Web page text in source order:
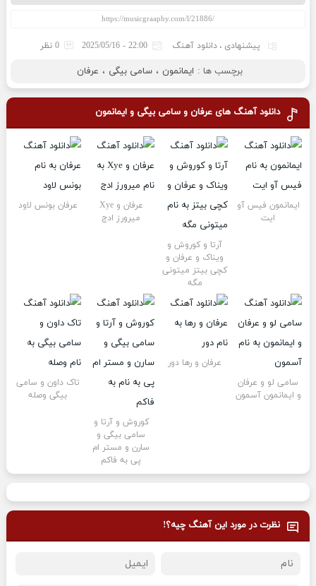
پیشنهادی ، دانلود آهنگ 22:00 - 2025/05/16 0 نظر
برچسب ها : ایمانمون ، سامی بیگی ، عرفان
دانلود آهنگ های عرفان و سامی بیگی و ایمانمون
ایمانمون فیس آو
ایت
آرتا و کوروش و
ویناک و عرفان و
کچی بیتز میتونی
مگه
عرفان و Xye
میرورز ادج
عرفان بونس لاود
سامی لو و عرفان
و ایمانمون آسمون
عرفان و رها دور
کوروش و آرتا و
سامی بیگی و
سارن و مستر ام
پی به فاکم
تاک داون و سامی
بیگی وصله
نظرت در مورد این آهنگ چیه؟!